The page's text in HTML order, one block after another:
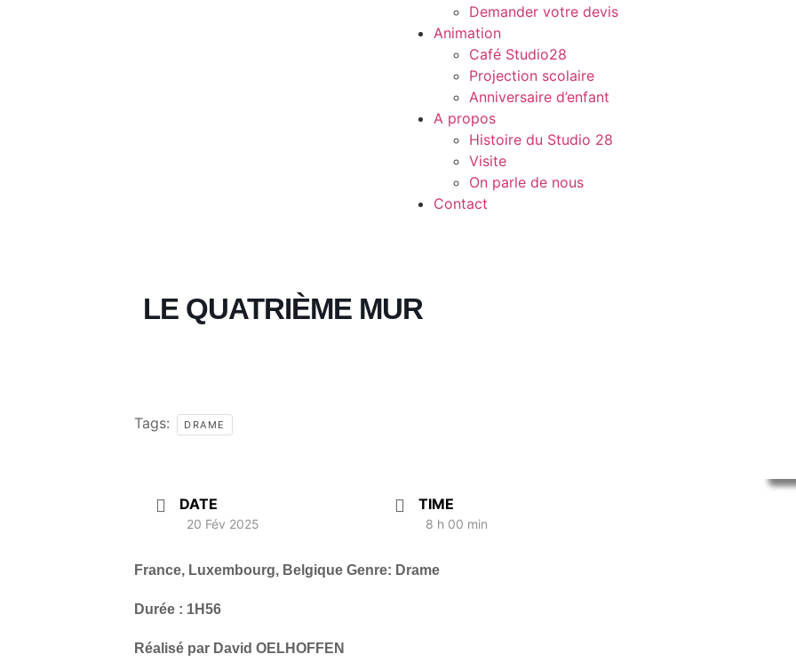
Demander votre devis
Animation
Café Studio28
Projection scolaire
Anniversaire d’enfant
A propos
Histoire du Studio 28
Visite
On parle de nous
Contact
LE QUATRIÈME MUR
Tags: DRAME
DATE
20 Fév 2025
TIME
8 h 00 min
France, Luxembourg, Belgique Genre: Drame
Durée : 1H56
Réalisé par David OELHOFFEN